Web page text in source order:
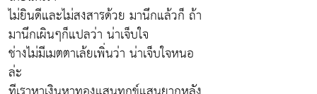
ไม่ยินดีและไม่สงสารด้วย มานึกแล้วก็ ถ้า
มานึกเผินๆก็แปลว่า น่าเจ็บใจ
ช่างไม่มีเมตตาเล้ยเพิ่นว่า น่าเจ็บใจหนอ
ล่ะ